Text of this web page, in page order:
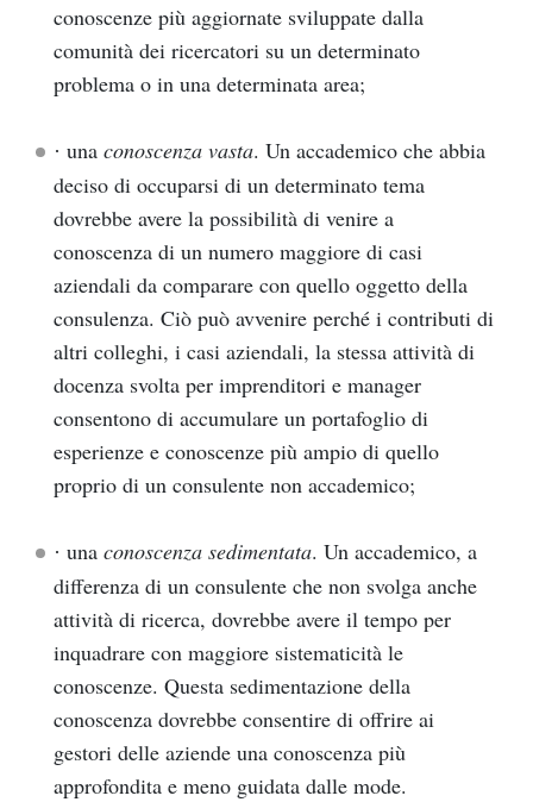
conoscenze più aggiornate sviluppate dalla
comunità dei ricercatori su un determinato
problema o in una determinata area;
· una conoscenza vasta. Un accademico che abbia
deciso di occuparsi di un determinato tema
dovrebbe avere la possibilità di venire a
conoscenza di un numero maggiore di casi
aziendali da comparare con quello oggetto della
consulenza. Ciò può avvenire perché i contributi di
altri colleghi, i casi aziendali, la stessa attività di
docenza svolta per imprenditori e manager
consentono di accumulare un portafoglio di
esperienze e conoscenze più ampio di quello
proprio di un consulente non accademico;
· una conoscenza sedimentata. Un accademico, a
differenza di un consulente che non svolga anche
attività di ricerca, dovrebbe avere il tempo per
inquadrare con maggiore sistematicità le
conoscenze. Questa sedimentazione della
conoscenza dovrebbe consentire di offrire ai
gestori delle aziende una conoscenza più
approfondita e meno guidata dalle mode.